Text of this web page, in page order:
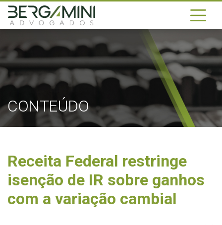
CONTEÚDO
Receita Federal restringe
isenção de IR sobre ganhos
com a variação cambial